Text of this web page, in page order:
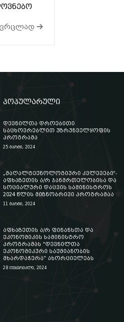
ვრცლად
პოპულარული
დევნილთა დროებითი
საცხოვრებლით უზრუნველყოფის
პროგრამა
25 მარტი, 2024
„მაღალტექნოლოგიური კვლევები“-
აფხაზეთის ა/რ ჯანმრთელობისა და
სოციალური დაცვის სამინისტროს
2024 წლის მიზნობრივი პროგრამაა
11 მარტი, 2024
აფხაზეთის ა/რ ფინანსთა და
ეკონომიკის სამინისტრო
პროგრამას “დევნილთა
ეკონომიკური საქმიანობის
მხარდაჭერა” ახორციელებს
28 თებერვალი, 2024